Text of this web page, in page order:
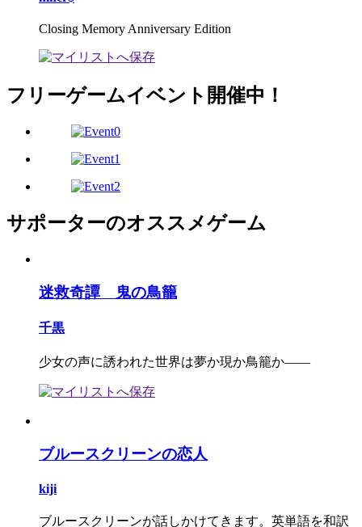
Closing Memory Anniversary Edition
フリーゲームイベント開催中！
サポーターのオススメゲーム
迷救奇譚 鬼の鳥籠
千黒
少女の声に誘われた世界は夢か現か鳥籠か――
ブルースクリーンの恋人
kiji
ブルースクリーンが話しかけてきます。英単語を和訳